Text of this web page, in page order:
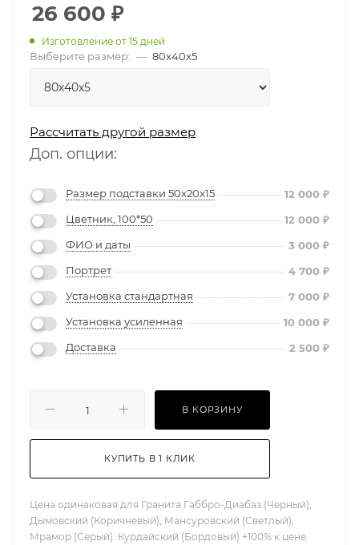
26 600 ₽
Изготовление от 15 дней
Выберите размер: — 80х40х5
Рассчитать другой размер
Доп. опции:
Размер подставки 50х20х15 12 000 ₽
Цветник, 100*50
12 000 ₽
ФИО и даты
3 000 ₽
Портрет
4 700 ₽
Установка стандартная
7 000 ₽
Установка усиленная
10 000 ₽
Доставка
2 500 ₽
В КОРЗИНУ
КУПИТЬ В 1 КЛИК
Цена одинаковая для Гранита Габбро-Диабаз (Черный),
Дымовский (Коричневый), Мансуровский (Светлый),
Мрамор (Серый). Курдайский (Бордовый) +100% к цене.